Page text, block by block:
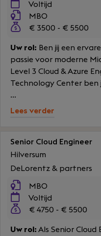
Voltijd
MBO
€ 3500 - € 5500
Uw rol: Ben jij een
passie voor moderne
Level 3 Cloud & Azure
Technology Center
...
Lees verder
Senior Cloud Engineer
Hilversum
DeLorentz & partners
MBO
Voltijd
€ 4750 - € 5500
Uw rol: Als Senior Cloud